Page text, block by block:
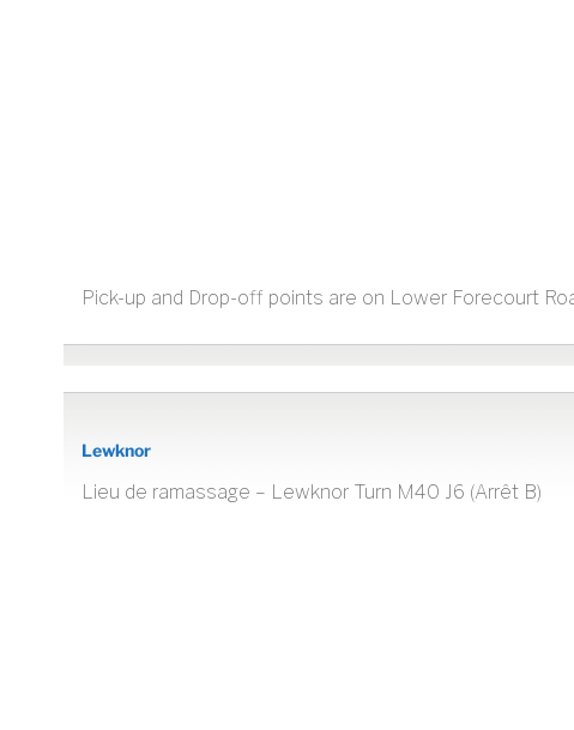
Pick-up and Drop-off points are on Lower Forecourt
Lewknor
Lieu de ramassage – Lewknor Turn M40 J6 (Arrêt B)